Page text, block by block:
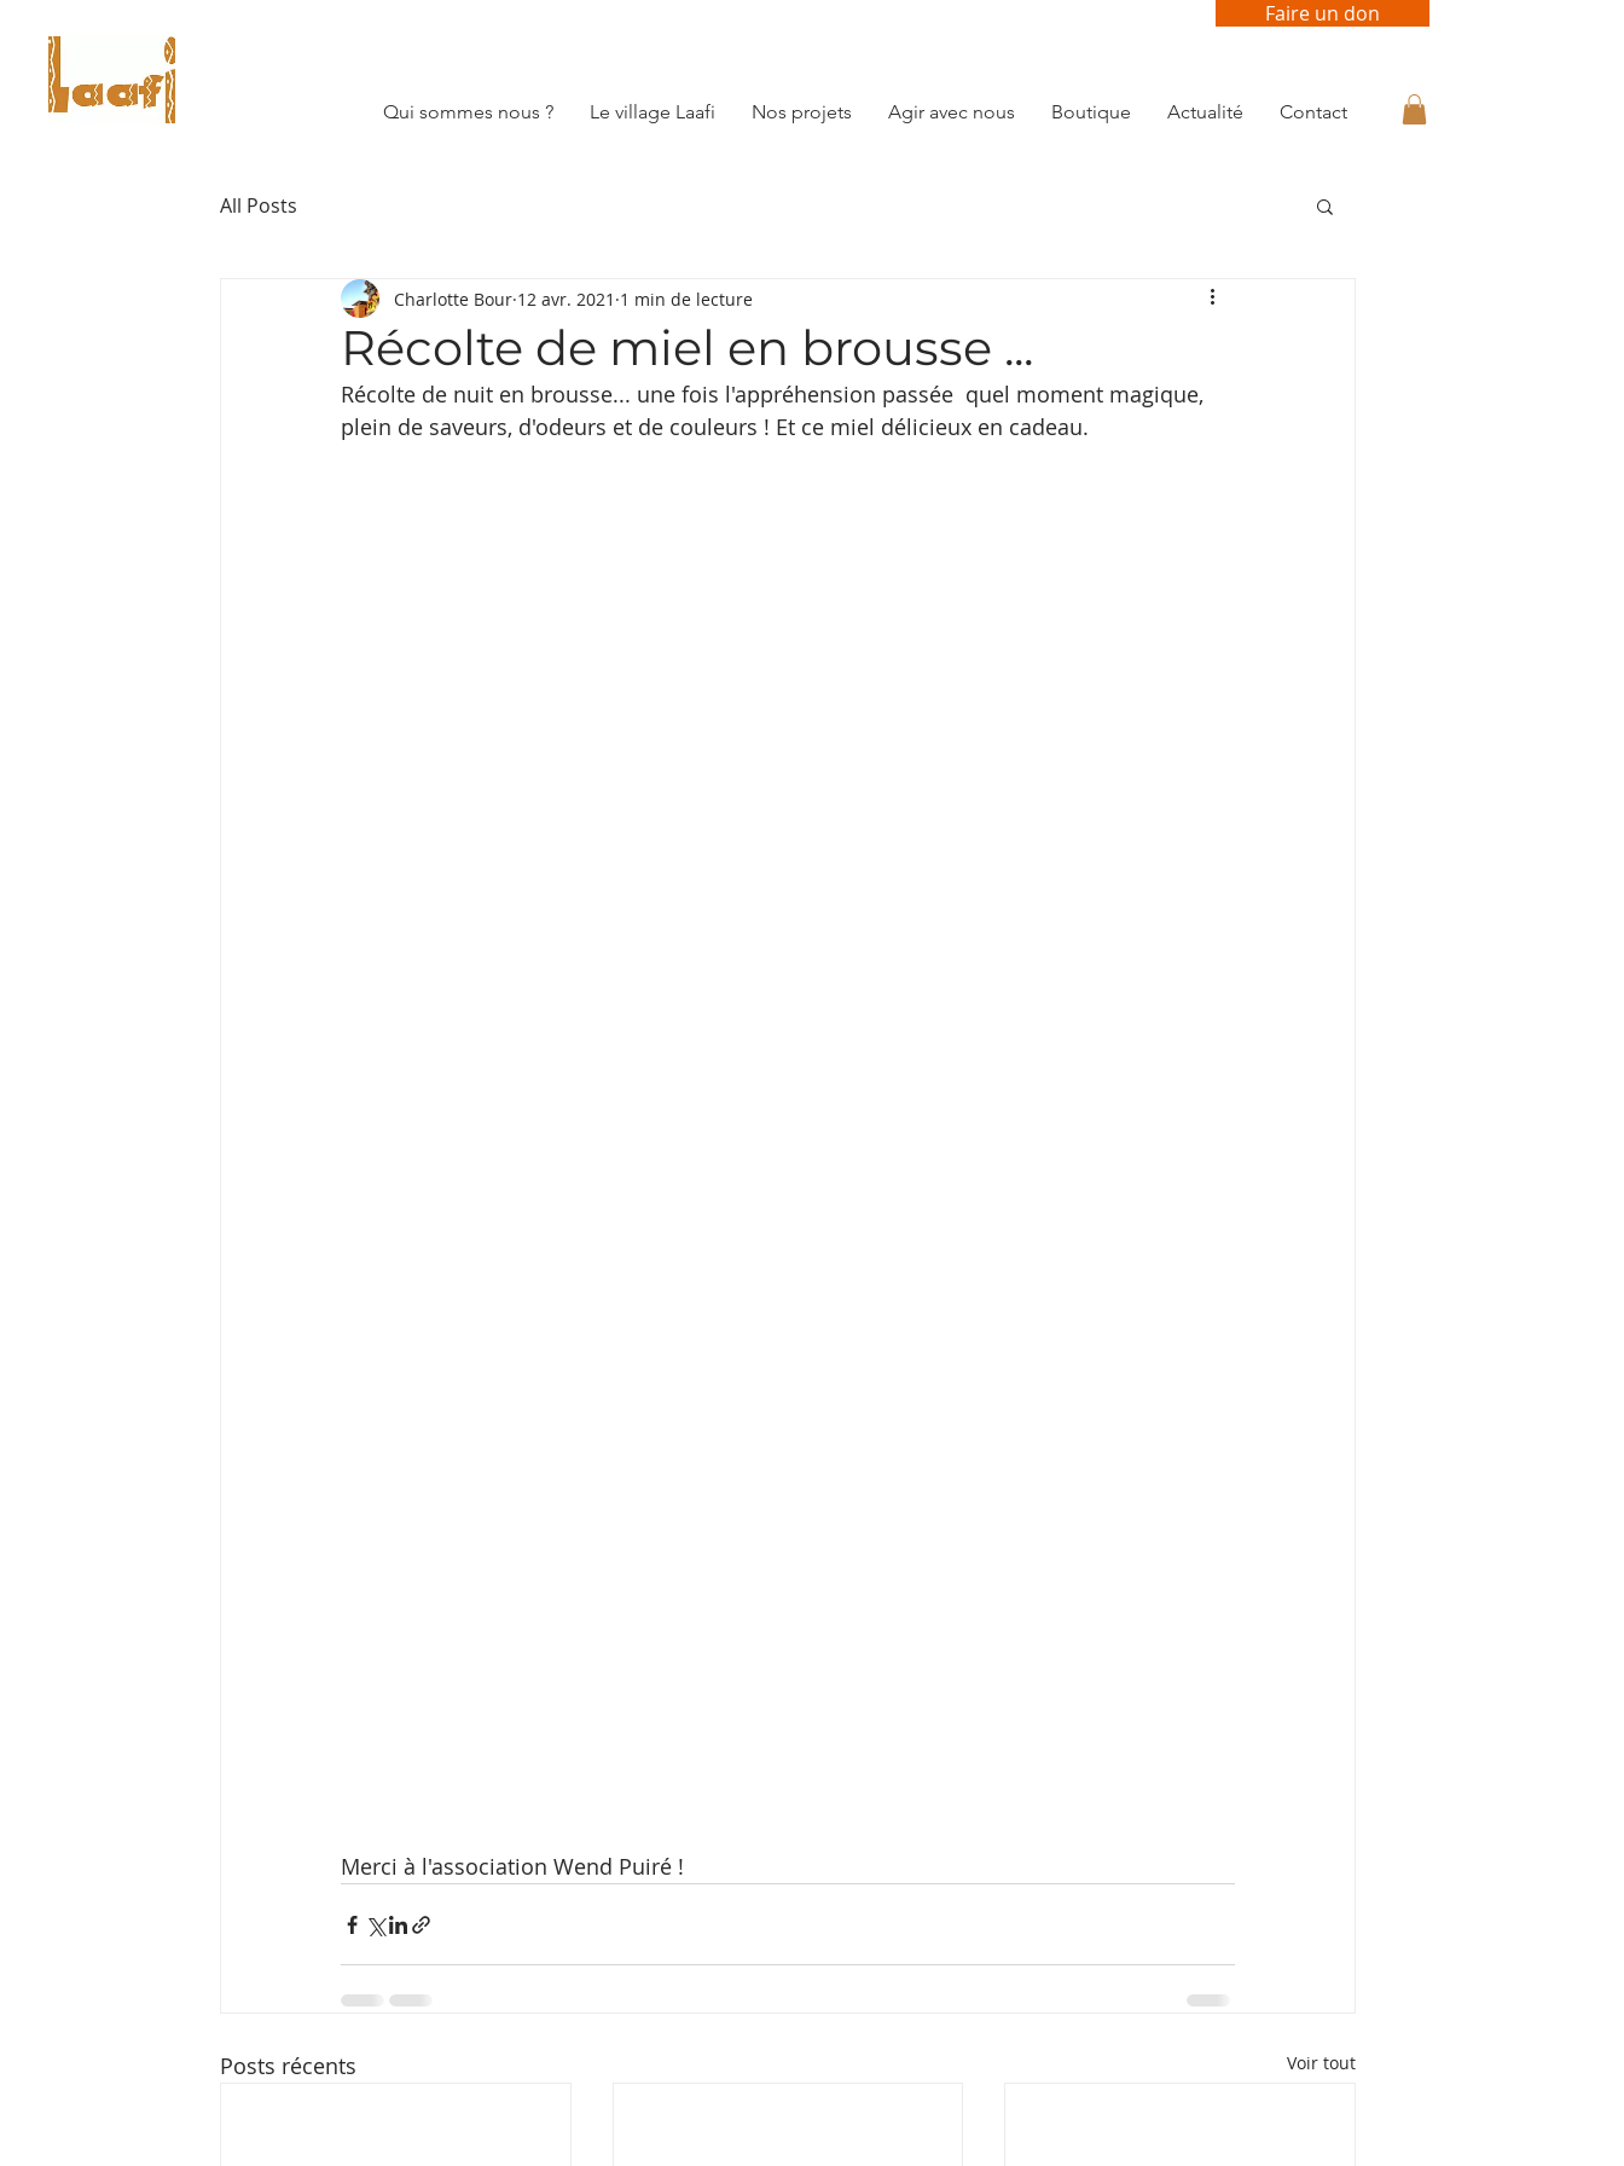
Faire un don
Qui sommes nous ? Le village Laafi Nos projets Agir avec nous Boutique Actualité Contact
All Posts
Récolte de miel en brousse ...
Charlotte Bour 12 avr. 2021 1 min de lecture
Récolte de nuit en brousse... une fois l'appréhension passée  quel moment magique,
plein de saveurs, d'odeurs et de couleurs ! Et ce miel délicieux en cadeau.
Merci à l'association Wend Puiré !
Posts récents Voir tout